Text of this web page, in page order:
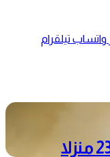
واتساب تيلقرام